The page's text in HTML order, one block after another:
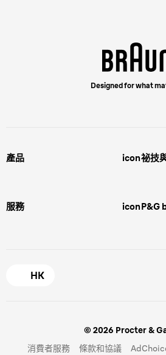
Designed for what
產品 icon
護膚
祕技
關於美
服務 iconP&G
HK
© 2026 Procter &
消費者服務
條款和協議